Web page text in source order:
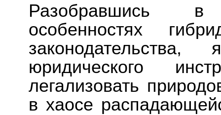
Разобравшись в
особенностях
юридического
легализовать
в хаосе